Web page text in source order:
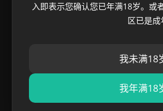
入即表示您确认您已年满18岁。或
区已是成
我未满18
我年满18